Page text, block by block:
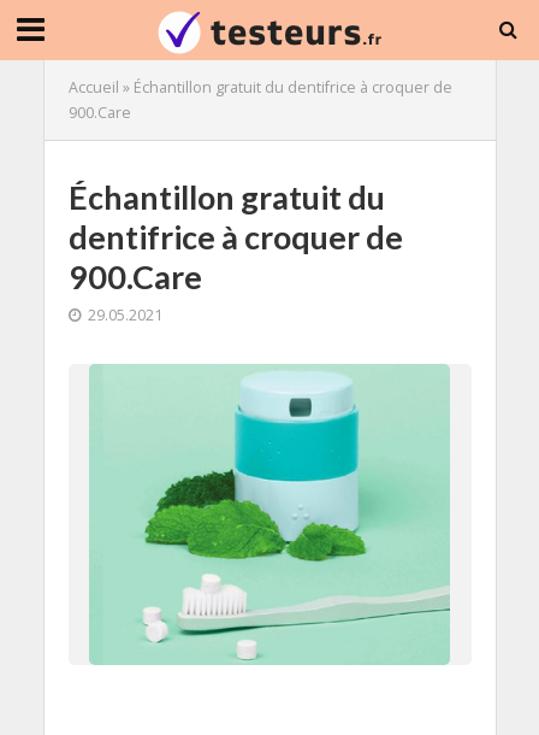
Accueil » Échantillon gratuit du dentifrice à croquer de
900.Care
Échantillon gratuit du
dentifrice à croquer de
900.Care
29.05.2021